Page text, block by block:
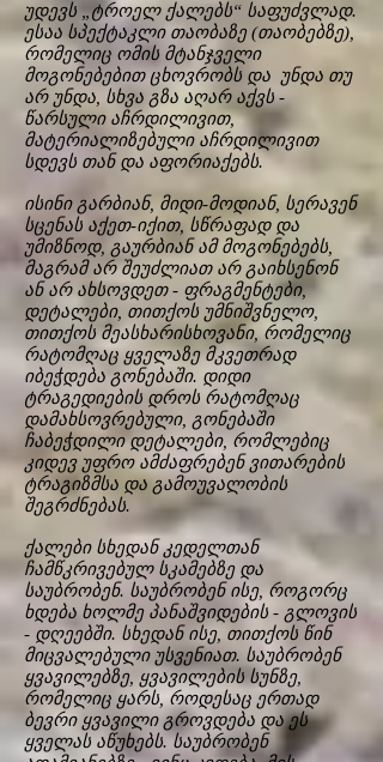
უდევს „ტროელ ქალებს“ საფუძვლად.
ესაა სპექტაკლი თაობაზე (თაობებზე),
რომელიც ომის მტანჯველი
მოგონებებით ცხოვრობს და უნდა თუ
არ უნდა, სხვა გზა აღარ აქვს -
წარსული აჩრდილივით,
მატერიალიზებული აჩრდილივით
სდევს თან და აფორიაქებს.
ისინი გარბიან, მიდი-მოდიან, სერავენ
სცენას აქეთ-იქით, სწრაფად და
უმიზნოდ, გაურბიან ამ მოგონებებს,
მაგრამ არ შეუძლიათ არ გაიხსენონ
ან არ ახსოვდეთ - ფრაგმენტები,
დეტალები, თითქოს უმნიშვნელო,
თითქოს მეასხარისხოვანი, რომელიც
რატომღაც ყველაზე მკვეთრად
იბეჭდება გონებაში. დიდი
ტრაგედიების დროს რატომღაც
დამახსოვრებული, გონებაში
ჩაბეჭდილი დეტალები, რომლებიც
კიდევ უფრო ამძაფრებენ ვითარების
ტრაგიზმსა და გამოუვალობის
შეგრძნებას.
ქალები სხედან კედელთან
ჩამწკრივებულ სკამებზე და
საუბრობენ. საუბრობენ ისე, როგორც
ხდება ხოლმე პანაშვიდების - გლოვის
- დღეებში. სხედან ისე, თითქოს წინ
მიცვალებული უსვენიათ. საუბრობენ
ყვავილებზე, ყვავილების სუნზე,
რომელიც ყარს, როდესაც ერთად
ბევრი ყვავილი გროვდება და ეს
ყველას აწუხებს. საუბრობენ